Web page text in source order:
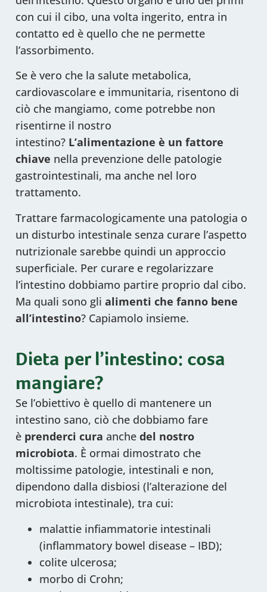
con cui il cibo, una volta ingerito, entra in
contatto ed è quello che ne permette
l’assorbimento.
Se è vero che la salute metabolica,
cardiovascolare e immunitaria, risentono di
ciò che mangiamo, come potrebbe non
risentirne il nostro
intestino? L’alimentazione è un fattore
chiave nella prevenzione delle patologie
gastrointestinali, ma anche nel loro
trattamento.
Trattare farmacologicamente una patologia o
un disturbo intestinale senza curare l’aspetto
nutrizionale sarebbe quindi un approccio
superficiale. Per curare e regolarizzare
l’intestino dobbiamo partire proprio dal cibo.
Ma quali sono gli alimenti che fanno bene
all’intestino? Capiamolo insieme.
Dieta per l’intestino: cosa
mangiare?
Se l’obiettivo è quello di mantenere un
intestino sano, ciò che dobbiamo fare
è prenderci cura anche del nostro
microbiota. È ormai dimostrato che
moltissime patologie, intestinali e non,
dipendono dalla disbiosi (l’alterazione del
microbiota intestinale), tra cui:
malattie infiammatorie intestinali
(inflammatory bowel disease – IBD);
colite ulcerosa;
morbo di Crohn;